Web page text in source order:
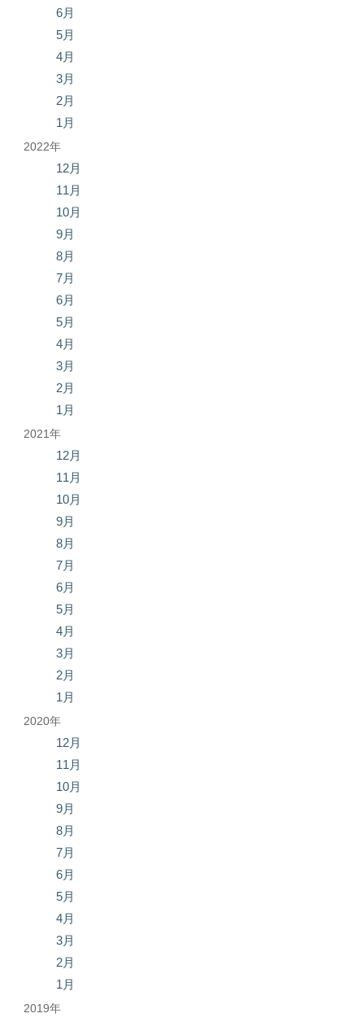
6月
5月
4月
3月
2月
1月
2022年
12月
11月
10月
9月
8月
7月
6月
5月
4月
3月
2月
1月
2021年
12月
11月
10月
9月
8月
7月
6月
5月
4月
3月
2月
1月
2020年
12月
11月
10月
9月
8月
7月
6月
5月
4月
3月
2月
1月
2019年